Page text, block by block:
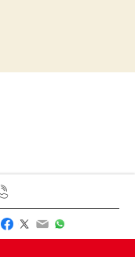
Facebook
Twitter
EmailWhatsApp